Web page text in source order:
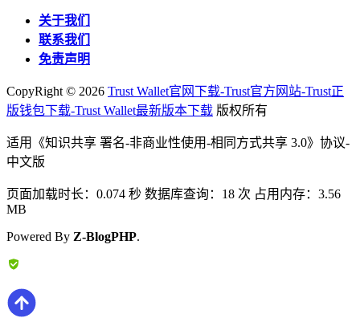
关于我们
联系我们
免责声明
CopyRight © 2026 Trust Wallet官网下载-Trust官方网站-Trust正
版钱包下载-Trust Wallet最新版本下载 版权所有
适用《知识共享 署名-非商业性使用-相同方式共享 3.0》协议-
中文版
页面加载时长：0.074 秒 数据库查询：18 次 占用内存：3.56
MB
Powered By Z-BlogPHP.